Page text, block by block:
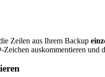
Zeilen aus Ihrem Backup
-Zeichen auskommentieren und